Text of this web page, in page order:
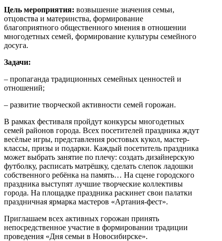
Цель мероприятия: возвышение значения семьи,
отцовства и материнства, формирование
благоприятного общественного мнения в отношении
многодетных семей, формирование культуры семейного
досуга.
Задачи:
– пропаганда традиционных семейных ценностей и
отношений;
– развитие творческой активности семей горожан.
В рамках фестиваля пройдут конкурсы многодетных
семей районов города. Всех посетителей праздника ждут
весёлые игры, представления ростовых кукол, мастер-
классы, призы и подарки. Каждый посетитель праздника
может выбрать занятие по плечу: создать дизайнерскую
футболку, расписать матрёшку, сделать слепок ладошки
собственного ребёнка на память… На сцене городского
праздника выступят лучшие творческие коллективы
города. На площадке праздника раскинет свои палатки
праздничная ярмарка мастеров «Артания-фест».
Приглашаем всех активных горожан принять
непосредственное участие в формировании традиции
проведения «Дня семьи в Новосибирске».